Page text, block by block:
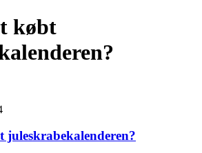
købt
juleskrabekalenderen?